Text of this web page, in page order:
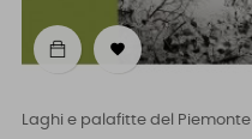

Laghi e palafitte del Piemonte